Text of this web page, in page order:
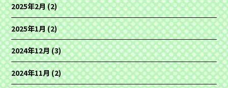
2025年2月(2)
2025年1月(2)
2024年12月(3)
2024年11月(2)